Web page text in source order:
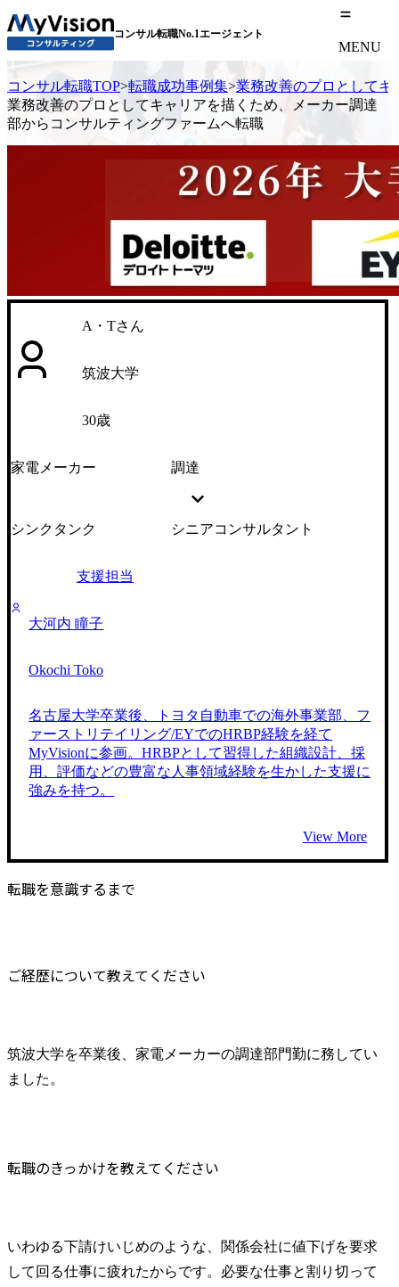
コンサル転職No.1エージェント
MENU
コンサル転職TOP>転職成功事例集>業務改善のプロとしてキ
業務改善のプロとしてキャリアを描くため、メーカー調達
部からコンサルティングファームへ転職
A・Tさん
筑波大学
30歳
家電メーカー 調達
シンクタンク シニアコンサルタント
支援担当
大河内 瞳子
Okochi Toko
名古屋大学卒業後、トヨタ自動車での海外事業部、フ
ァーストリテイリング/EYでのHRBP経験を経て
MyVisionに参画。HRBPとして習得した組織設計、採
用、評価などの豊富な人事領域経験を生かした支援に
強みを持つ。
View More
転職を意識するまで
ご経歴について教えてください
筑波大学を卒業後、家電メーカーの調達部門勤に務してい
ました。
転職のきっかけを教えてください
いわゆる下請けいじめのような、関係会社に値下げを要求
して回る仕事に疲れたからです。必要な仕事と割り切って